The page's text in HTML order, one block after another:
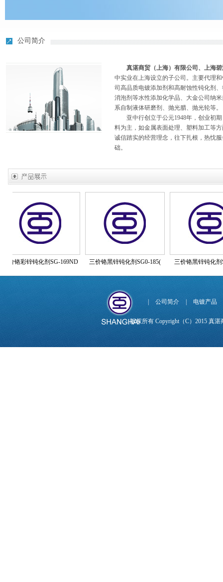
公司简介
真湛商贸（上海）有限公司、上海
中实业在上海设立的子公司。主要代理
司高品质电镀添加剂和高耐蚀性钝化剂
消泡剂等水性添加化学品、大金公司纳
系自制液体研磨剂、抛光腊、抛光轮等。
亚中行创立于公元1948年，创业初期
料为主，如金属表面处理、塑料加工等
诚信踏实的经营理念，往下扎根，热忱
础。
铬彩锌钝化剂SG-169ND 三价铬黑锌钝化剂SG0-185( 三价铬黑锌钝化剂
公司简介 电镀产品
版权所有 Copyright（C）2015 真